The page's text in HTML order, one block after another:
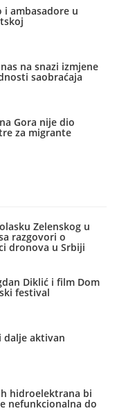
i ambasadore u
na snazi izmjene
saobraćaja
Gora nije dio
za migrante
Zelenskog u
razgovori o
dronova u Srbiji
Diklić i film Dom
festival
dalje aktivan
hidroelektrana bi
nefunkcionalna do